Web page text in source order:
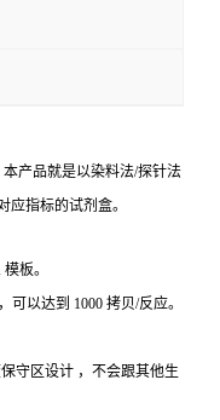
产品就是以染料法/探针法
应指标的试剂盒。
板。
以达到 1000 拷贝/反应。
守区设计 ，不会跟其他生